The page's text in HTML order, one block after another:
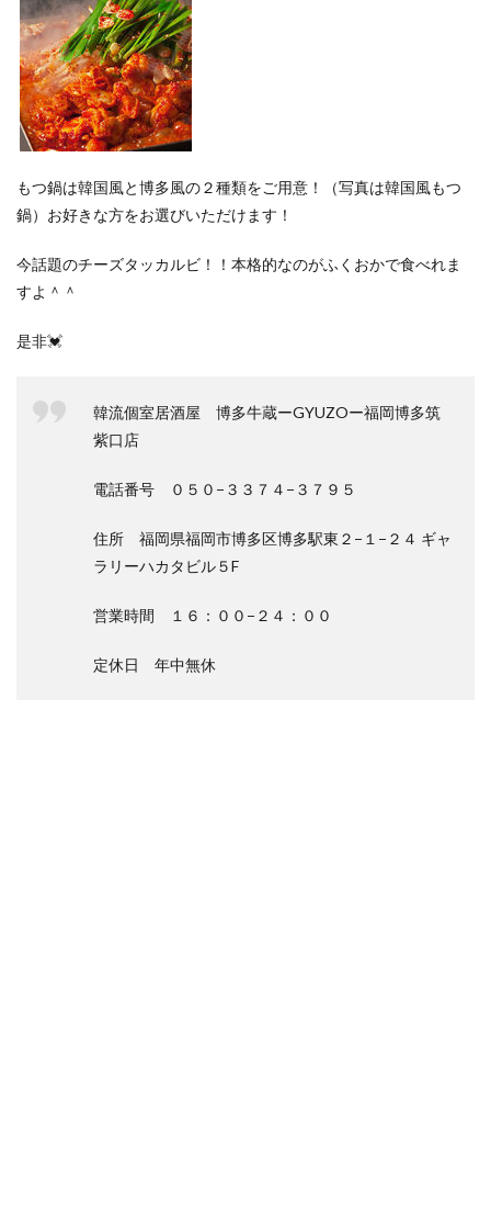
もつ鍋は韓国風と博多風の２種類をご用意！（写真は韓国風もつ
鍋）お好きな方をお選びいただけます！
今話題のチーズタッカルビ！！本格的なのがふくおかで食べれま
すよ＾＾
是非💓
韓流個室居酒屋 博多牛蔵ーGYUZOー福岡博多筑
紫口店
電話番号 ０５０−３３７４−３７９５
住所 福岡県福岡市博多区博多駅東２−１−２４ ギャ
ラリーハカタビル５F
営業時間 １６：００−２４：００
定休日 年中無休